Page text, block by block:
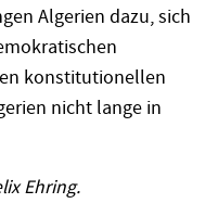
Algerien dazu, sich
konstitutionellen
nicht lange in
Ehring.